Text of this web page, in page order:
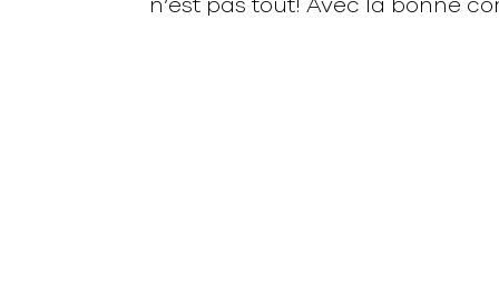
n’est pas tout! Avec la bonne